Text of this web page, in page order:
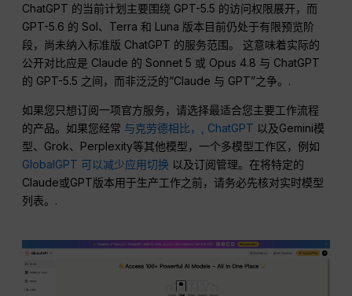
ChatGPT 的当前计划主要围绕 GPT-5.5 的访问权限展开，而
GPT-5.6 的 Sol、Terra 和 Luna 版本目前仍处于有限预览阶
段，尚未纳入标准版 ChatGPT 的服务范围。 这意味着实际的
公开对比应是 Claude 的 Sonnet 5 或 Opus 4.8 与 ChatGPT
的 GPT-5.5 之间，而非泛泛的“Claude 与 GPT”之争。.
如果您只想订阅一项官方服务，请选择最适合您主要工作流程
的产品。如果您经常 与克劳德相比，, ChatGPT 以及Gemini模
型、Grok、Perplexity等其他模型，一个多模型工作区，例如
GlobalGPT 可以减少应用切换 以及订阅管理。在将特定的
Claude或GPT版本用于生产工作之前，请务必先核对实时模型
列表。.